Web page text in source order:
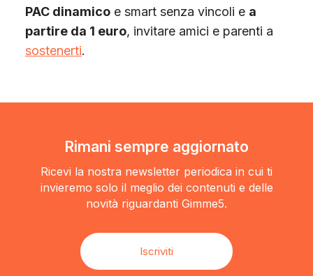
PAC dinamicoe smart senza vincoli e a
partire da 1 euro, invitare amici e parenti a
sostenerti.
Rimani sempre aggiornato
Ricevi la nostra newsletter periodica in cui ti
invieremo solo il meglio dei contenuti e delle
novità riguardanti Gimme5.
Iscriviti